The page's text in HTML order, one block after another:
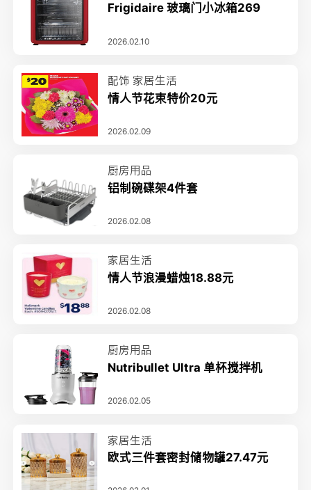
Frigidaire 玻璃门小冰箱269
2026.02.10
配饰 家居生活
情人节花束特价20元
2026.02.09
厨房用品
铝制碗碟架4件套
2026.02.08
家居生活
情人节浪漫蜡烛18.88元
2026.02.08
厨房用品
Nutribullet Ultra 单杯搅拌机
2026.02.05
家居生活
欧式三件套密封储物罐27.47元